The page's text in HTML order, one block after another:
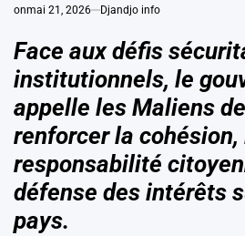
onmai 21, 2026 Djandjo info
Face aux défis
institutionnels, le
appelle les Maliens
renforcer la cohésion,
responsabilité
défense des intérêts
pays.